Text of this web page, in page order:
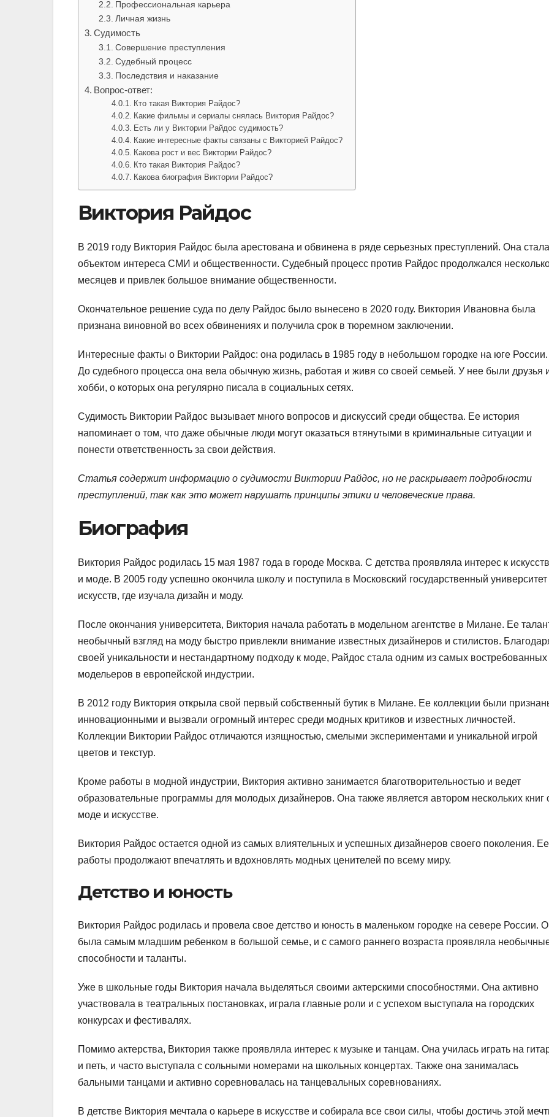
Профессиональная карьера
Личная жизнь
Судимость
Совершение преступления
Судебный процесс
Последствия и наказание
Вопрос-ответ:
Кто такая Виктория Райдос?
Какие фильмы и сериалы снялась Виктория Райдос?
Есть ли у Виктории Райдос судимость?
Какие интересные факты связаны с Викторией Райдос?
Какова рост и вес Виктории Райдос?
Кто такая Виктория Райдос?
Какова биография Виктории Райдос?
Виктория Райдос
В 2019 году Виктория Райдос была арестована и обвинена в ряде серьезных преступлений. Она стала
объектом интереса СМИ и общественности. Судебный процесс против Райдос продолжался
месяцев и привлек большое внимание общественности.
Окончательное решение суда по делу Райдос было вынесено в 2020 году. Виктория Ивановна была
признана виновной во всех обвинениях и получила срок в тюремном заключении.
Интересные факты о Виктории Райдос: она родилась в 1985 году в небольшом городке на юге России.
До судебного процесса она вела обычную жизнь, работая и живя со своей семьей. У нее были друзья
хобби, о которых она регулярно писала в социальных сетях.
Судимость Виктории Райдос вызывает много вопросов и дискуссий среди общества. Ее история
напоминает о том, что даже обычные люди могут оказаться втянутыми в криминальные ситуации и
понести ответственность за свои действия.
Статья содержит информацию о судимости Виктории Райдос, но не раскрывает подробности
преступлений, так как это может нарушать принципы этики и человеческие права.
Биография
Виктория Райдос родилась 15 мая 1987 года в городе Москва. С детства проявляла интерес к
и моде. В 2005 году успешно окончила школу и поступила в Московский государственный университет
искусств, где изучала дизайн и моду.
После окончания университета, Виктория начала работать в модельном агентстве в Милане. Ее
необычный взгляд на моду быстро привлекли внимание известных дизайнеров и стилистов.
своей уникальности и нестандартному подходу к моде, Райдос стала одним из самых востребованных
модельеров в европейской индустрии.
В 2012 году Виктория открыла свой первый собственный бутик в Милане. Ее коллекции были
инновационными и вызвали огромный интерес среди модных критиков и известных личностей.
Коллекции Виктории Райдос отличаются изящностью, смелыми экспериментами и уникальной игрой
цветов и текстур.
Кроме работы в модной индустрии, Виктория активно занимается благотворительностью и ведет
образовательные программы для молодых дизайнеров. Она также является автором нескольких книг
моде и искусстве.
Виктория Райдос остается одной из самых влиятельных и успешных дизайнеров своего поколения. Ее
работы продолжают впечатлять и вдохновлять модных ценителей по всему миру.
Детство и юность
Виктория Райдос родилась и провела свое детство и юность в маленьком городке на севере России.
была самым младшим ребенком в большой семье, и с самого раннего возраста проявляла
способности и таланты.
Уже в школьные годы Виктория начала выделяться своими актерскими способностями. Она активно
участвовала в театральных постановках, играла главные роли и с успехом выступала на городских
конкурсах и фестивалях.
Помимо актерства, Виктория также проявляла интерес к музыке и танцам. Она училась играть на
и петь, и часто выступала с сольными номерами на школьных концертах. Также она занималась
бальными танцами и активно соревновалась на танцевальных соревнованиях.
В детстве Виктория мечтала о карьере в искусстве и собирала все свои силы, чтобы достичь этой